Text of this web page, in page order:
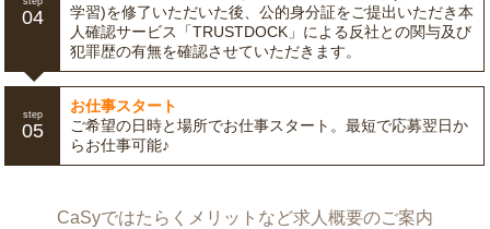
04
学習)を修了いただいた後、公的身分証をご提出いただき本
人確認サービス「TRUSTDOCK」による反社との関与及び
犯罪歴の有無を確認させていただきます。
step
05
お仕事スタート
ご希望の日時と場所でお仕事スタート。最短で応募翌日か
らお仕事可能♪
CaSyではたらくメリットなど求人概要のご案内